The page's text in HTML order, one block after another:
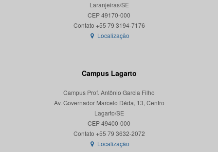
Laranjeiras/SE
CEP 49170-000
Localização
Campus Lagarto
Campus Prof. Antônio Garcia Filho
Av. Governador Marcelo Déda, 13, Centro
Lagarto/SE
CEP 49400-000
Localização